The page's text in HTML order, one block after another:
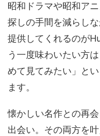
昭和ドラマや昭和ア
探しの手間を減らし
提供してくれるのが
う一度味わいたい方
めて見てみたい」と
ます。
懐かしい名作との再
出会い。その両方を